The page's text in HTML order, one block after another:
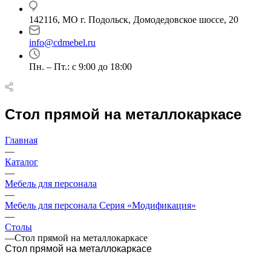
142116, МО г. Подольск, Домодедовское шоссе, 20
info@cdmebel.ru
Пн. – Пт.: с 9:00 до 18:00
Стол прямой на металлокаркасе
Главная
—
Каталог
—
Мебель для персонала
—
Мебель для персонала Серия «Модификация»
—
Столы
—Стол прямой на металлокаркасе
Стол прямой на металлокаркасе